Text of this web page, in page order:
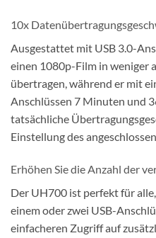
10x
Ausgestattet mit USB 3.0-
einen 1080p-Film in weniger
übertragen, während er mit
Anschlüssen 7 Minuten und
tatsächliche
Einstellung des
Erhöhen Sie die Anzahl der
Der UH700 ist perfekt für
einem oder zwei USB-
einfacheren Zugriff auf